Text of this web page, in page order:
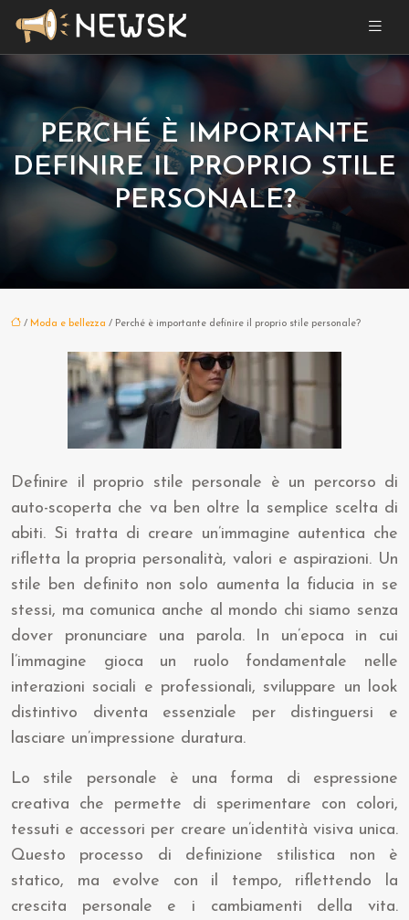
PERCHÉ È IMPORTANTE
DEFINIRE IL PROPRIO STILE
PERSONALE?
/ Moda e bellezza / Perché è importante definire il proprio stile personale?
Definire il proprio stile personale è un percorso di
auto-scoperta che va ben oltre la semplice scelta di
abiti. Si tratta di creare un’immagine autentica che
rifletta la propria personalità, valori e aspirazioni. Un
stile ben definito non solo aumenta la fiducia in se
stessi, ma comunica anche al mondo chi siamo senza
dover pronunciare una parola. In un’epoca in cui
l’immagine gioca un ruolo fondamentale nelle
interazioni sociali e professionali, sviluppare un look
distintivo diventa essenziale per distinguersi e
lasciare un’impressione duratura.
Lo stile personale è una forma di espressione
creativa che permette di sperimentare con colori,
tessuti e accessori per creare un’identità visiva unica.
Questo processo di definizione stilistica non è
statico, ma evolve con il tempo, riflettendo la
crescita personale e i cambiamenti della vita.